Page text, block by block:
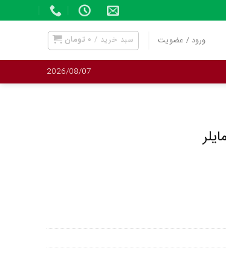
ورود / عضویت سبد خرید / ۰ تومان
2026/08/07